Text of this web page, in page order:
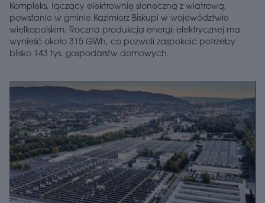
Kompleks, łączący elektrownię słoneczną z wiatrową,
powstanie w gminie Kazimierz Biskupi w województwie
wielkopolskim. Roczna produkcja energii elektrycznej ma
wynieść około 315 GWh, co pozwoli zaspokoić potrzeby
blisko 143 tys. gospodarstw domowych.